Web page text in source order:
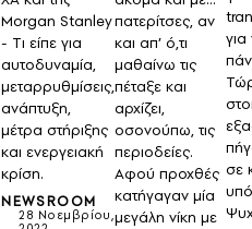
Morgan Stanley
- Tι είπε για
αυτοδυναμία,
μεταρρυθμίσεις,
ανάπτυξη,
μέτρα στήριξης
και ενεργειακή
κρίση.
NEWSROOM
28 Νοεμβρίου,
πατερίτσες, αν
και απ’ ό,τι
μαθαίνω τις
πέταξε και
αρχίζει,
οσονούπω, τις
περιοδείες.
Αφού προχθές
κατήγαγαν μία
μεγάλη νίκη με
σε